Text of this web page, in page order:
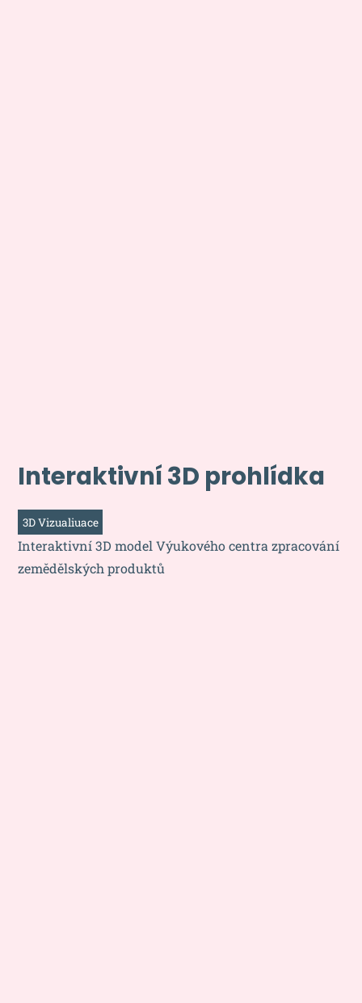
Interaktivní 3D prohlídka
3D Vizualiuace
Interaktivní 3D model Výukového centra zpracování
zemědělských produktů